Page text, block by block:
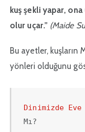
kuş şekli yapar,
olur uçar.” (Maide
Bu ayetler, kuşların
yönleri olduğunu
Dinimizde
Mı?